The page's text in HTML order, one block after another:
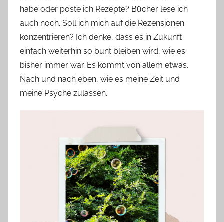
habe oder poste ich Rezepte? Bücher lese ich
auch noch. Soll ich mich auf die Rezensionen
konzentrieren? Ich denke, dass es in Zukunft
einfach weiterhin so bunt bleiben wird, wie es
bisher immer war. Es kommt von allem etwas.
Nach und nach eben, wie es meine Zeit und
meine Psyche zulassen.